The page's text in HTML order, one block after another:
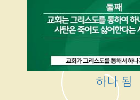
하나 됨